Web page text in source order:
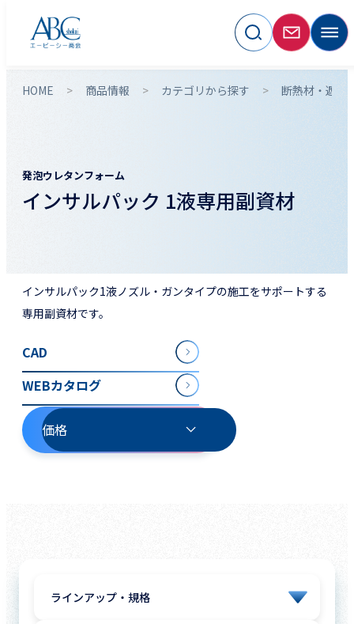
HOME 商品情報 カテゴリから探す 断熱材・遮熱
発泡ウレタンフォーム
インサルパック 1液専用副資材
インサルパック1液ノズル・ガンタイプの施工をサポートする
専用副資材です。
CAD
WEBカタログ
価格